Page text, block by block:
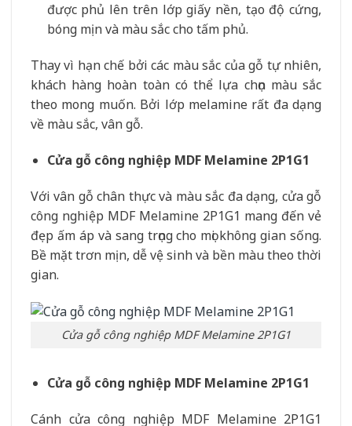
được phủ lên trên lớp giấy nền, tạo độ cứng,
bóng mịn và màu sắc cho tấm phủ.
Thay vì hạn chế bởi các màu sắc của gỗ tự nhiên,
khách hàng hoàn toàn có thể lựa chọn màu sắc
theo mong muốn. Bởi lớp melamine rất đa dạng
về màu sắc, vân gỗ.
Cửa gỗ công nghiệp MDF Melamine 2P1G1
Với vân gỗ chân thực và màu sắc đa dạng, cửa gỗ
công nghiệp MDF Melamine 2P1G1 mang đến vẻ
đẹp ấm áp và sang trọng cho mọi không gian sống.
Bề mặt trơn mịn, dễ vệ sinh và bền màu theo thời
gian.
Cửa gỗ công nghiệp MDF Melamine 2P1G1
Cửa gỗ công nghiệp MDF Melamine 2P1G1
Cánh cửa công nghiệp MDF Melamine 2P1G1